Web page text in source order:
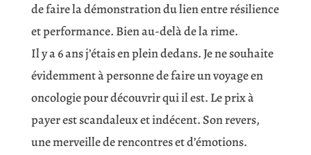
de faire la démonstration du lien entre résilience
et performance. Bien au-delà de la rime.
Il y a 6 ans j’étais en plein dedans. Je ne souhaite
évidemment à personne de faire un voyage en
oncologie pour découvrir qui il est. Le prix à
payer est scandaleux et indécent. Son revers,
une merveille de rencontres et d’émotions.